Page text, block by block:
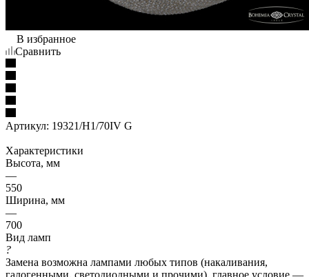
В избранное
Сравнить
Артикул: 19321/H1/70IV G
Характеристики
Высота, мм
—
550
Ширина, мм
—
700
Вид ламп
?
Замена возможна лампами любых типов (накаливания,
галогенными, светодиодными и прочими), главное условие —